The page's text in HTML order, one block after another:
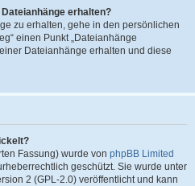
erhalten?
zu erhalten, gehe in den persönlichen
einen Punkt „Dateianhänge
Dateianhänge erhalten und diese
Fassung) wurde von phpBB Limited
geschützt. Sie wurde unter
2 (GPL-2.0) veröffentlicht und kann